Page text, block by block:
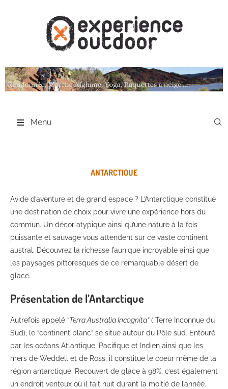
Menu
ANTARCTIQUE
Avide d’aventure et de grand espace ? L’Antarctique constitue
une destination de choix pour vivre une expérience hors du
commun. Un décor atypique ainsi qu’une nature à la fois
puissante et sauvage vous attendent sur ce vaste continent
austral. Découvrez la richesse faunique incroyable ainsi que
les paysages pittoresques de ce remarquable désert de
glace.
Présentation de l’Antarctique
Autrefois appelé “Terra Australia Incognita”( Terre Inconnue du
Sud), le “continent blanc” se situe autour du Pôle sud. Entouré
par les océans Atlantique, Pacifique et Indien ainsi que les
mers de Weddell et de Ross, il constitue le coeur même de la
région antarctique. Recouvert de glace à 98%, c’est également
un endroit venteux où il fait nuit durant la moitié de l’année.